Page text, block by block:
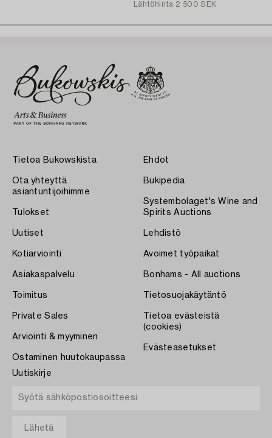
Lähtöhinta 2 500 SEK
Tietoa Bukowskista
Ota yhteyttä
asiantuntijoihimme
Tulokset
Uutiset
Kotiarviointi
Asiakaspalvelu
Toimitus
Private Sales
Arviointi & myyminen
Ostaminen huutokaupassa
Ehdot
Bukipedia
Systembolaget's Wine and
Spirits Auctions
Lehdistö
Avoimet työpaikat
Bonhams - All auctions
Tietosuojakäytäntö
Tietoa evästeistä
(cookies)
Evästeasetukset
Uutiskirje